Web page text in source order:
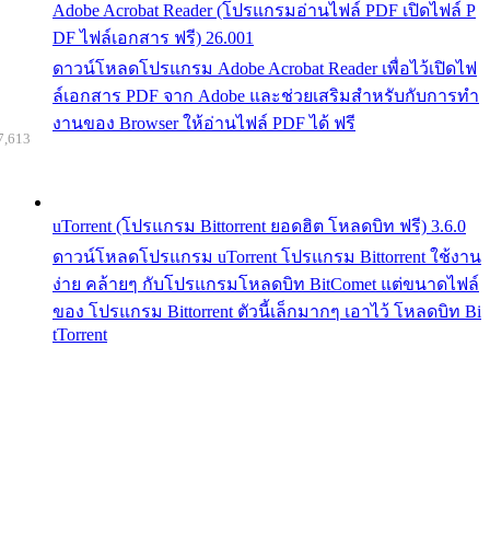
Adobe Acrobat Reader (โปรแกรมอ่านไฟล์ PDF เปิดไฟล์ P
DF ไฟล์เอกสาร ฟรี) 26.001
ดาวน์โหลดโปรแกรม Adobe Acrobat Reader เพื่อไว้เปิดไฟ
ล์เอกสาร PDF จาก Adobe และช่วยเสริมสำหรับกับการทำ
งานของ Browser ให้อ่านไฟล์ PDF ได้ ฟรี
uTorrent (โปรแกรม Bittorrent ยอดฮิต โหลดบิท ฟรี) 3.6.0
ดาวน์โหลดโปรแกรม uTorrent โปรแกรม Bittorrent ใช้งาน
ง่าย คล้ายๆ กับโปรแกรมโหลดบิท BitComet แต่ขนาดไฟล์
ของ โปรแกรม Bittorrent ตัวนี้เล็กมากๆ เอาไว้ โหลดบิท Bi
tTorrent